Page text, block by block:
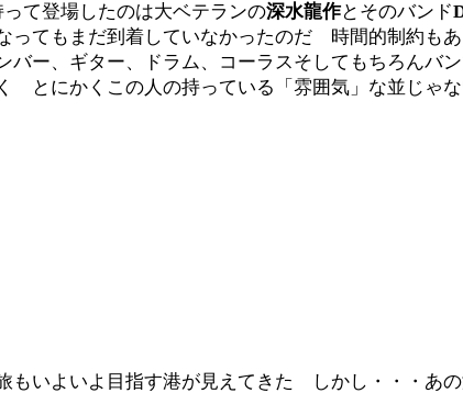
て登場したのは大ベテランの深水龍作とそのバンド
ってもまだ到着していなかったのだ 時間的制約も
ー、ギター、ドラム、コーラスそしてもちろんバ
とにかくこの人の持っている「雰囲気」な並じゃ
もいよいよ目指す港が見えてきた しかし・・・あ